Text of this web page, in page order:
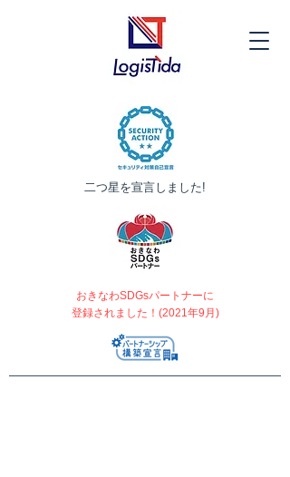
​二つ星を宣言しました!
おきなわSDGsパートナーに
登録されました！(2021年9月)